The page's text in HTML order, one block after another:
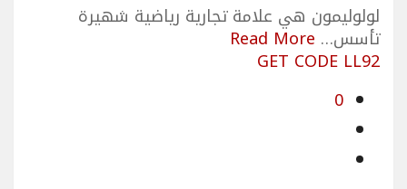
لولوليمون هي علامة تجارية رياضية شهيرة
تأسس… Read More
GET CODE LL92
0